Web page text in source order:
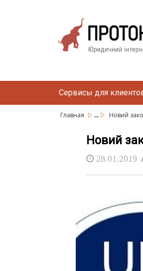
Сервисы для
Главная ... Новий
Новий
28.01.2019